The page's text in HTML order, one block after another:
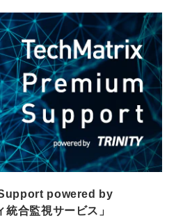
powered by
合監視サービス」